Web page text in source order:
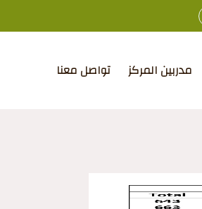
مدربين المركز تواصل معنا